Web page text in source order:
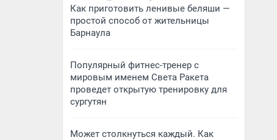
Как приготовить ленивые беляши —
простой способ от жительницы
Барнаула
Популярный фитнес-тренер с
мировым именем Света Ракета
проведет открытую тренировку для
сургутян
Может столкнуться каждый. Как